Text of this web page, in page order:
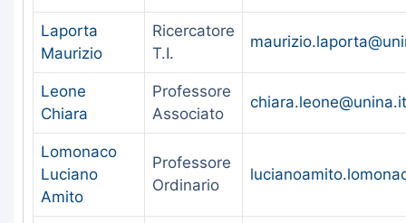
Laporta
Maurizio
Ricercatore
T.I.
Leone
Chiara
Professore
Associato
chiara.leone@unina.it
Lomonaco
Luciano
Amito
Professore
Ordinario